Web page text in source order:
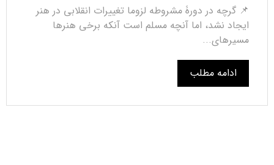
📌 گرچه در دورۀ مشروطه لزوما تغییرات انقلابی در هنر
ایجاد نشد، اما آنچه مسلم است آنکه برخی هنرها
مسیرهای...
ادامه مطلب